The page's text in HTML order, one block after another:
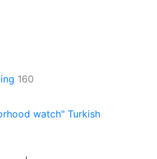
160
watch" Turkish